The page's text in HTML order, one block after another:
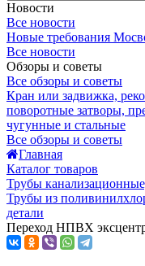
Новости
Все новости
Новые требования
Все новости
Обзоры и советы
Все обзоры и советы
Кран или задвижка,
поворотные затворы,
чугунные и стальные
Все обзоры и советы
Главная
Каталог товаров
Трубы
Трубы из
детали
Переход НПВХ